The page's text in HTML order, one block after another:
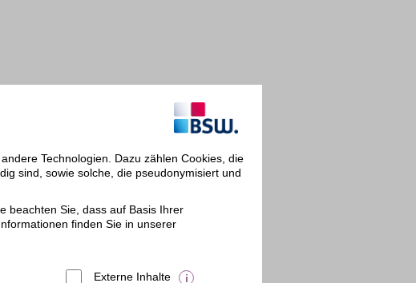
Technologien. Dazu zählen Cookies, die
sind, sowie solche, die pseudonymisiert und
beachten Sie, dass auf Basis Ihrer
finden Sie in unserer
Externe Inhalte